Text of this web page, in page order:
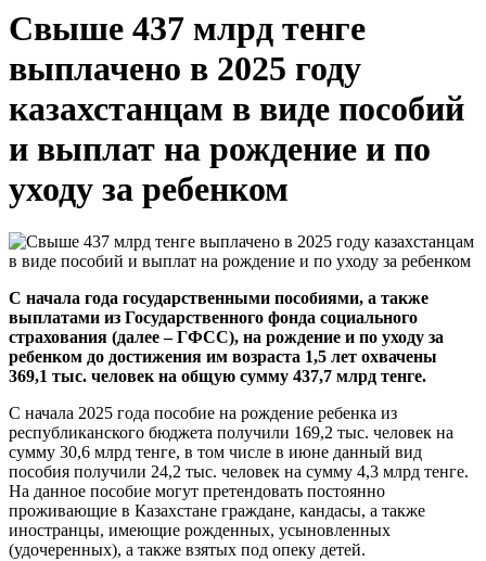
Свыше 437 млрд тенге
выплачено в 2025 году
казахстанцам в виде пособий
и выплат на рождение и по
уходу за ребенком
С начала года государственными пособиями, а также
выплатами из Государственного фонда социального
страхования (далее – ГФСС), на рождение и по уходу за
ребенком до достижения им возраста 1,5 лет охвачены
369,1 тыс. человек на общую сумму 437,7 млрд тенге.
С начала 2025 года пособие на рождение ребенка из
республиканского бюджета получили 169,2 тыс. человек на
сумму 30,6 млрд тенге, в том числе в июне данный вид
пособия получили 24,2 тыс. человек на сумму 4,3 млрд тенге.
На данное пособие могут претендовать постоянно
проживающие в Казахстане граждане, кандасы, а также
иностранцы, имеющие рожденных, усыновленных
(удочеренных), а также взятых под опеку детей.